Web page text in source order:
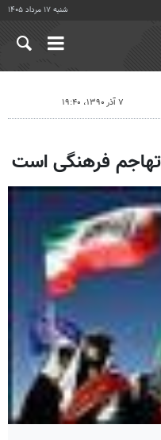
شنبه ۱۷ مرداد ۱۴۰۵
۷ آذر ۱۳۹۰، ۱۹:۴۰
فرهنگی است